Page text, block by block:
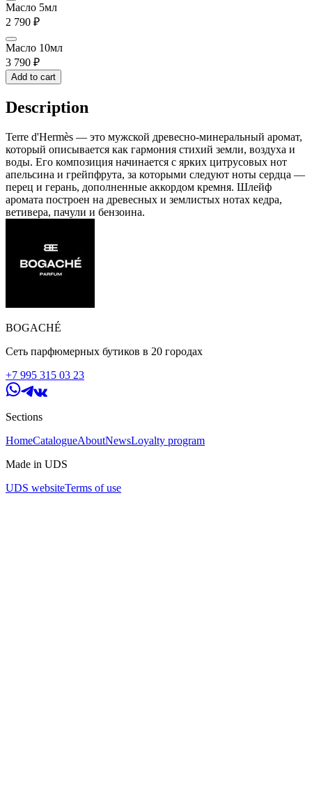
Масло 5мл
2 790 ₽
Масло 10мл
3 790 ₽
Add to cart
Description
Terre d'Hermès — это мужской древесно-минеральный аромат,
который описывается как гармония стихий земли, воздуха и
воды. Его композиция начинается с ярких цитрусовых нот
апельсина и грейпфрута, за которыми следуют ноты сердца —
перец и герань, дополненные аккордом кремня. Шлейф
аромата построен на древесных и землистых нотах кедра,
ветивера, пачули и бензоина.
BOGACHÉ
Сеть парфюмерных бутиков в 20 городах
+7 995 315 03 23
Sections
HomeCatalogueAboutNewsLoyalty program
Made in UDS
UDS websiteTerms of use